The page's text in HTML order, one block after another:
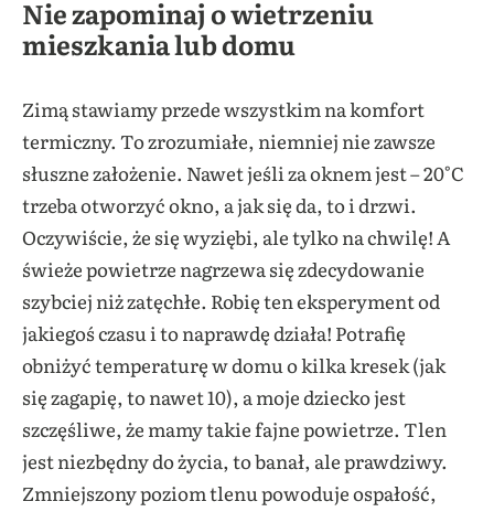
Nie zapominaj o wietrzeniu
mieszkania lub domu
Zimą stawiamy przede wszystkim na komfort
termiczny. To zrozumiałe, niemniej nie zawsze
słuszne założenie. Nawet jeśli za oknem jest – 20°C
trzeba otworzyć okno, a jak się da, to i drzwi.
Oczywiście, że się wyziębi, ale tylko na chwilę! A
świeże powietrze nagrzewa się zdecydowanie
szybciej niż zatęchłe. Robię ten eksperyment od
jakiegoś czasu i to naprawdę działa! Potrafię
obniżyć temperaturę w domu o kilka kresek (jak
się zagapię, to nawet 10), a moje dziecko jest
szczęśliwe, że mamy takie fajne powietrze. Tlen
jest niezbędny do życia, to banał, ale prawdziwy.
Zmniejszony poziom tlenu powoduje ospałość,